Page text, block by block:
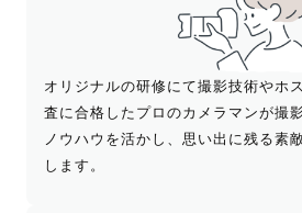
オリジナルの研修にて撮影技術やホ
査に合格したプロのカメラマンが撮
ノウハウを活かし、思い出に残る素
します。